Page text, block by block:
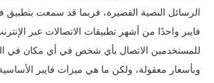
الرسائل النصية القصيرة، فربما قد سمعت بتطبيق
فايبر واحدًا من أشهر تطبيقات الاتصالات عبر
للمستخدمين الاتصال بأي شخص في أي مكان في
وبأسعار معقولة، ولكن ما هي ميزات فايبر